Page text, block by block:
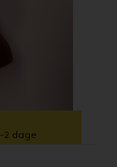
2 dage